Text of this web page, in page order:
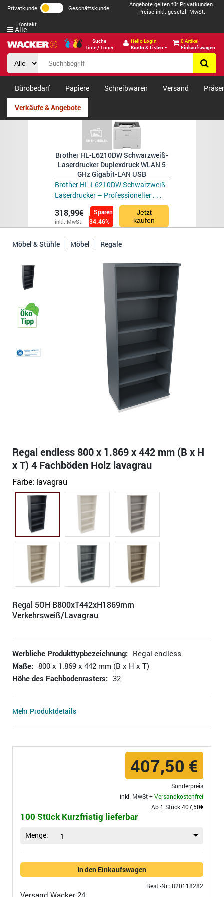
Privatkunde Geschäftskunde
Angebote gelten für Privatkunden.
Preise inkl. gesetzl. MwSt.
Kontakt
Suche
Tinte / Toner
Hello Login
Konto & Listen
0 Artikel
Einkaufswagen
Alle
Bürobedarf Papiere Schreibwaren Versand
Verkäufe & Angebote
Brother HL-L6210DW Schwarzweiß-
Laserdrucker Duplexdruck WLAN 5
GHz Gigabit-LAN USB
Brother HL-L6210DW Schwarzweiß-
Laserdrucker – Professioneller . . .
318,99€
inkl. MwSt.
Sparen
34.46%
Jetzt
kaufen
Möbel & Stühle Möbel Regale
Regal endless 800 x 1.869 x 442 mm (B x H
x T) 4 Fachböden Holz lavagrau
Farbe: lavagrau
Regal 5OH B800xT442xH1869mm
Verkehrsweiß/Lavagrau
Werbliche Produkttypbezeichnung: Regal endless
Maße: 800 x 1.869 x 442 mm (B x H x T)
Höhe des Fachbodenrasters: 32
Mehr Produktdetails
407,50 €
Sonderpreis
inkl. MwSt +Versandkostenfrei
Ab 1 Stück407,50€
100 Stück Kurzfristig lieferbar
Menge: 1
In den Einkaufswagen
Best.-Nr.: 820118282